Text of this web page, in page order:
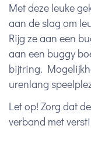
Met deze leuke
aan de slag om
Rijg ze aan een
aan een buggy
bijtring.
urenlang
Let op! Zorg dat
verband met